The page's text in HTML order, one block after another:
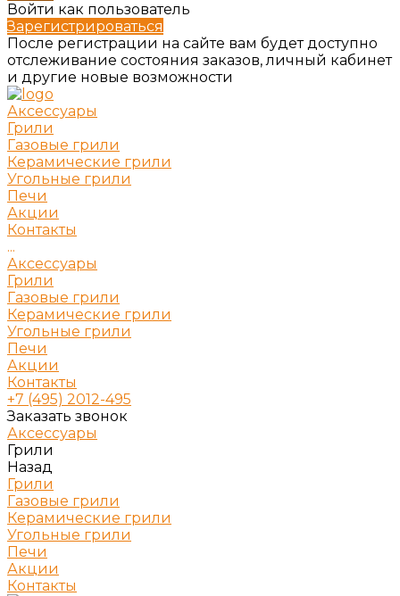
Войти как пользователь
Зарегистрироваться
После регистрации на сайте вам будет доступно
отслеживание состояния заказов, личный кабинет
и другие новые возможности
Аксессуары
Грили
Газовые грили
Керамические грили
Угольные грили
Печи
Акции
Контакты
...
Аксессуары
Грили
Газовые грили
Керамические грили
Угольные грили
Печи
Акции
Контакты
+7 (495) 2012-495
Заказать звонок
Аксессуары
Грили
Назад
Грили
Газовые грили
Керамические грили
Угольные грили
Печи
Акции
Контакты